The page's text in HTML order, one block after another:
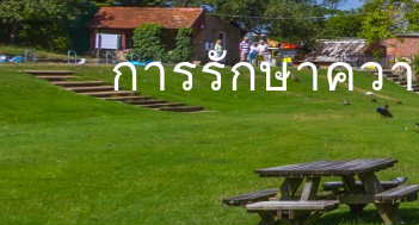
การรักษาคว